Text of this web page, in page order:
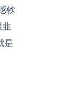
軟
韭
是